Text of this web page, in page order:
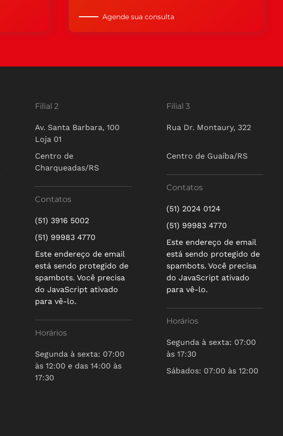
Agende sua consulta
Filial 2
Av. Santa Barbara, 100
Loja 01
Centro de
Charqueadas/RS
Contatos
(51) 3916 5002
(51) 99983 4770
Este endereço de email
está sendo protegido de
spambots. Você precisa
do JavaScript ativado
para vê-lo.
Horários
Segunda à sexta: 07:00
às 12:00 e das 14:00 às
17:30
Filial 3
Rua Dr. Montaury, 322
Centro de Guaíba/RS
Contatos
(51) 2024 0124
(51) 99983 4770
Este endereço de email
está sendo protegido de
spambots. Você precisa
do JavaScript ativado
para vê-lo.
Horários
Segunda à sexta: 07:00
às 17:30
Sábados: 07:00 às 12:00